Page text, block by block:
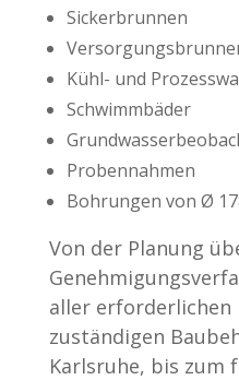
Sickerbrunnen
Kühl- und
Schwimmbäder
Probennahmen
Bohrungen von Ø
Von der Planung
aller
zuständigen
Karlsruhe, bis zum